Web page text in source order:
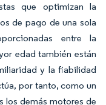
que optimizan la
de pago de una sola
entre la
edad también están
y la fiabilidad
por tanto, como un
los demás motores de